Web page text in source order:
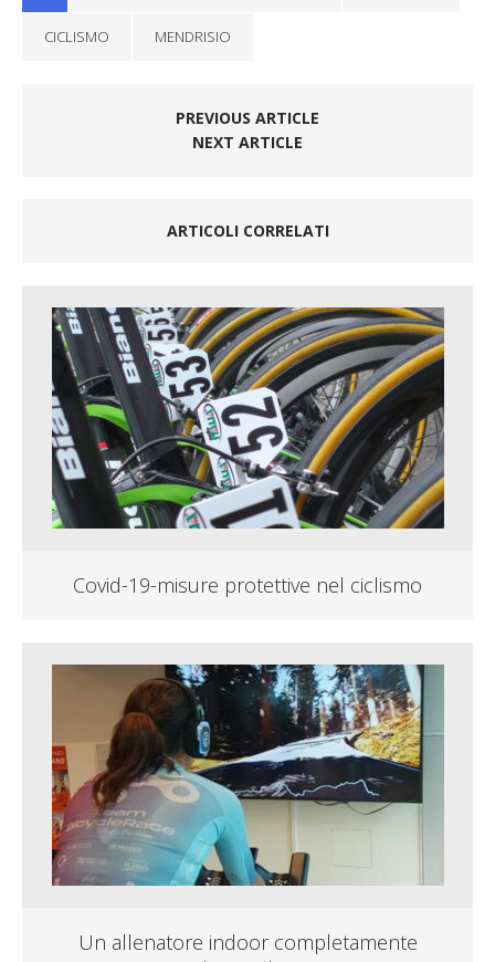
CICLISMO MENDRISIO
PREVIOUS ARTICLE
NEXT ARTICLE
ARTICOLI CORRELATI
Covid-19-misure protettive nel ciclismo
Un allenatore indoor completamente